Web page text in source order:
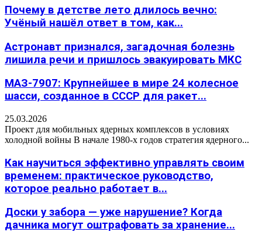
Почему в детстве лето длилось вечно:
Учёный нашёл ответ в том, как...
Астронавт признался, загадочная болезнь
лишила речи и пришлось эвакуировать МКС
МАЗ-7907: Крупнейшее в мире 24 колесное
шасси, созданное в СССР для ракет...
25.03.2026
Проект для мобильных ядерных комплексов в условиях
холодной войны В начале 1980-х годов стратегия ядерного...
Как научиться эффективно управлять своим
временем: практическое руководство,
которое реально работает в...
Доски у забора — уже нарушение? Когда
дачника могут оштрафовать за хранение...